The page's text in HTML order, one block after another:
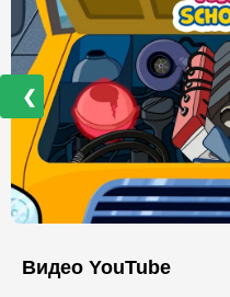
❮
Видео YouTube